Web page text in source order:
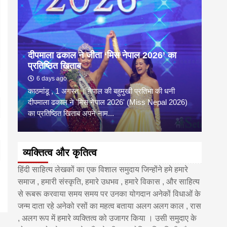
दीपमाला ढकाल ने जीता ‘मिस नेपाल 2026’ का
प्रतिष्ठित खिताब
6 days ago
काठमांडू , 1 अगस्त । नेपाल की बहुमुखी प्रतिभा की धनी
दीपमाला ढकाल ने 'मिस नेपाल 2026' (Miss Nepal 2026)
का प्रतिष्ठित खिताब अपने नाम...
व्यक्तित्व और कृतित्व
हिंदी साहित्य लेखकों का एक विशाल समुदाय जिन्होंने हमे हमारे
समाज , हमारी संस्कृति, हमारे उधभव , हमारे विकास , और साहित्य
से रूबरू करवाया समय समय पर उनका योगदान अनेकों विधाओं के
जन्म दाता रहे अनेको रसों का महत्व बताया अलग अलग काल , रास
, अलग रूप में हमारे व्यक्तित्व को उजागर किया । उसी समुदाए के